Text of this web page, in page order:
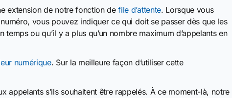
extension de notre fonction defile d’attente. Lorsque vous
vous pouvez indiquer ce qui doit se passer dès que les
ou qu’il y a plus qu’un nombre maximum d’appelants en
numérique. Sur la meilleure façon d’utiliser cette
appelants s’ils souhaitent être rappelés. À ce moment-là, notre